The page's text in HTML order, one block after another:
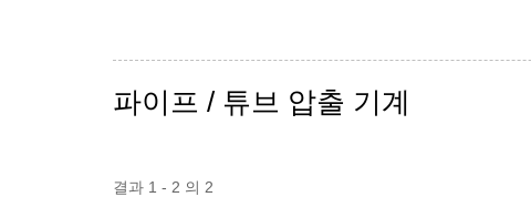
파이프 / 튜브 압출 기계
결과 1 - 2 의 2